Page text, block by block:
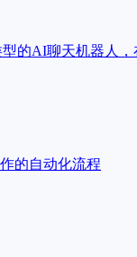
的AI聊天机器人
的自动化流程